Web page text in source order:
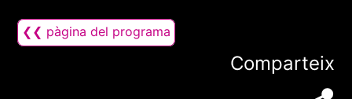
❮❮ pàgina del programa
Comparteix